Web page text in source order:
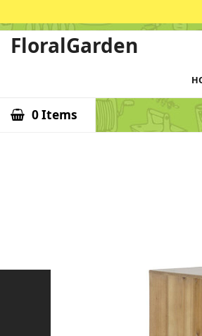
al
contenuto
FloralGarden
0 Items